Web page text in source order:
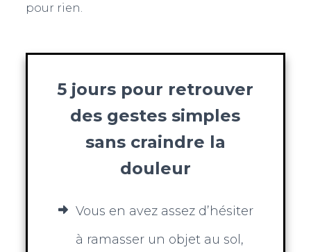
pour rien.
5 jours pour retrouver
des gestes simples
sans craindre la
douleur
Vous en avez assez d’hésiter
à ramasser un objet au sol,